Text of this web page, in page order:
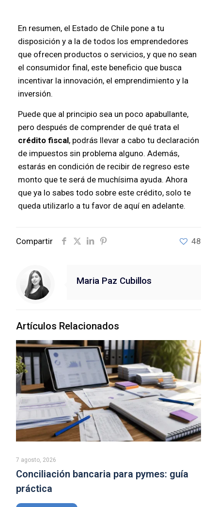
En resumen, el Estado de Chile pone a tu
disposición y a la de todos los emprendedores
que ofrecen productos o servicios, y que no sean
el consumidor final, este beneficio que busca
incentivar la innovación, el emprendimiento y la
inversión.
Puede que al principio sea un poco apabullante,
pero después de comprender de qué trata el
crédito fiscal, podrás llevar a cabo tu declaración
de impuestos sin problema alguno. Además,
estarás en condición de recibir de regreso este
monto que te será de muchísima ayuda. Ahora
que ya lo sabes todo sobre este crédito, solo te
queda utilizarlo a tu favor de aquí en adelante.
Compartir 48
Maria Paz Cubillos
Artículos Relacionados
7 agosto, 2026
Conciliación bancaria para pymes: guía
práctica